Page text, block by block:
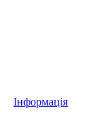
Інформація